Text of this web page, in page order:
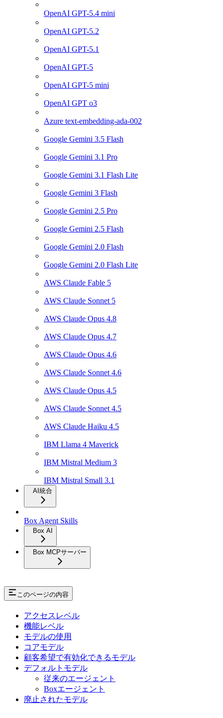
OpenAI GPT-5.4 mini
OpenAI GPT-5.2
OpenAI GPT-5.1
OpenAI GPT-5
OpenAI GPT-5 mini
OpenAI GPT o3
Azure text-embedding-ada-002
Google Gemini 3.5 Flash
Google Gemini 3.1 Pro
Google Gemini 3.1 Flash Lite
Google Gemini 3 Flash
Google Gemini 2.5 Pro
Google Gemini 2.5 Flash
Google Gemini 2.0 Flash
Google Gemini 2.0 Flash Lite
AWS Claude Fable 5
AWS Claude Sonnet 5
AWS Claude Opus 4.8
AWS Claude Opus 4.7
AWS Claude Opus 4.6
AWS Claude Sonnet 4.6
AWS Claude Opus 4.5
AWS Claude Sonnet 4.5
AWS Claude Haiku 4.5
IBM Llama 4 Maverick
IBM Mistral Medium 3
IBM Mistral Small 3.1
AI統合
Box Agent Skills
Box AI
Box MCPサーバー
このページの内容
アクセスレベル
機能レベル
モデルの使用
コアモデル
顧客希望で有効化できるモデル
デフォルトモデル
従来のエージェント
Boxエージェント
廃止されたモデル